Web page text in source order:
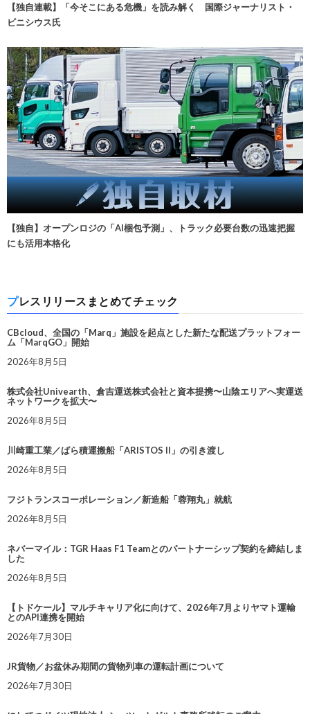
【独自連載】「今そこにある危機」を読み解く 国際ジャーナリスト・
ビニシウス氏
【独自】オープンロジの「AI梱包予測」、トラック必要台数の迅速把握
にも活用本格化
プレスリリースまとめてチェック
CBcloud、全国の「Marq」施設を起点とした新たな配送プラットフォー
ム「MarqGO」開始
2026年8月5日
株式会社Univearth、倉吉運送株式会社と資本提携〜山陰エリアへ実運送
ネットワークを拡大〜
2026年8月5日
川崎重工業／ばら積運搬船「ARISTOS II」の引き渡し
2026年8月5日
フジトランスコーポレーション／新造船「蓉翔丸」就航
2026年8月5日
ネバーマイル：TGR Haas F1 Teamとのパートナーシップ契約を締結しま
した
2026年8月5日
【トドケール】マルチキャリア化に向けて、2026年7月よりヤマト運輸
とのAPI連携を開始
2026年7月30日
JR貨物／お盆休み期間の貨物列車の運転計画について
2026年7月30日